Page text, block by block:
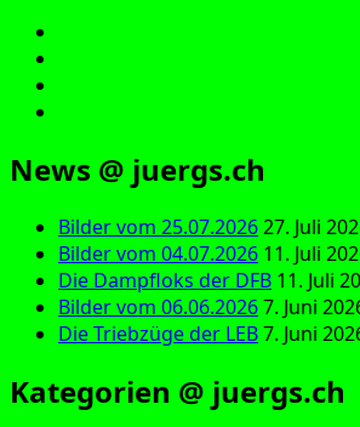
News @ juergs.ch
Bilder vom 25.07.202627. Juli
Bilder vom 04.07.2026 11. Juli
Die Dampfloks der DFB 11. Juli
Bilder vom 06.06.20267. Juni
Die Triebzüge der LEB7. Juni
Kategorien @ juergs.ch